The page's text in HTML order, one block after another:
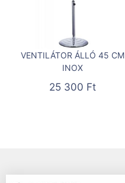
VENTILÁTOR ÁLLÓ 45 CM
INOX
25 300 Ft